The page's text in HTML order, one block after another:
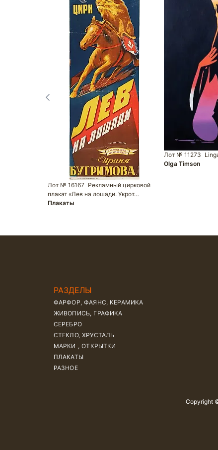
Лот № 16167 Рекламный цирковой
плакат «Лев на лошади. Укрот…
Плакаты
Лот № 11273
Olga Timson
РАЗДЕЛЫ
ФАРФОР, ФАЯНС, КЕРАМИКА
ЖИВОПИСЬ, ГРАФИКА
СЕРЕБРО
СТЕКЛО, ХРУСТАЛЬ
МАРКИ , ОТКРЫТКИ
ПЛАКАТЫ
РАЗНОЕ
Copyright